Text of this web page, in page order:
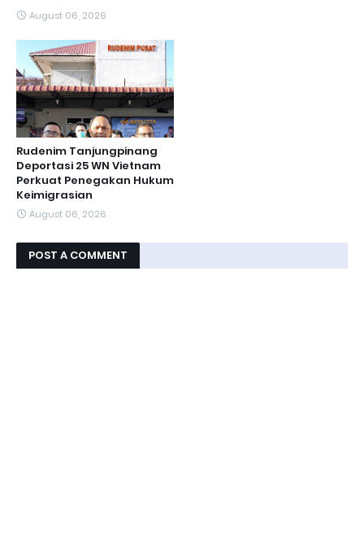
August 06, 2026
Rudenim Tanjungpinang
Deportasi 25 WN Vietnam
Perkuat Penegakan Hukum
Keimigrasian
August 06, 2026
POST A COMMENT